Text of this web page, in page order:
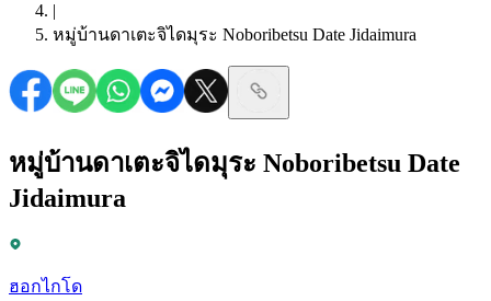
|
หมู่บ้านดาเตะจิไดมุระ Noboribetsu Date Jidaimura
หมู่บ้านดาเตะจิไดมุระ Noboribetsu Date
Jidaimura
ฮอกไกโด